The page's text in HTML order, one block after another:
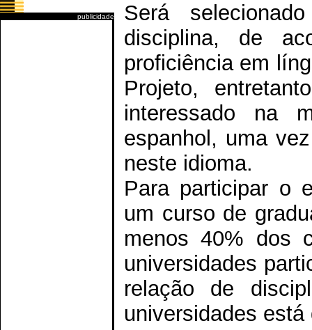
publicidade
Será
disciplina, de
proficiência em
Projeto,
interessado na
espanhol, uma
neste idioma.
Para participar o
um curso de
menos 40% dos
universidades
relação de
universidades